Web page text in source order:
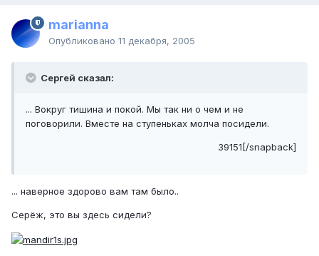
marianna
Опубликовано 11 декабря, 2005
Сергей сказал:
... Вокруг тишина и покой. Мы так ни о чем и не
поговорили. Вместе на ступеньках молча посидели.
39151[/snapback]
... наверное здорово вам там было..
Серёж, это вы здесь сидели?